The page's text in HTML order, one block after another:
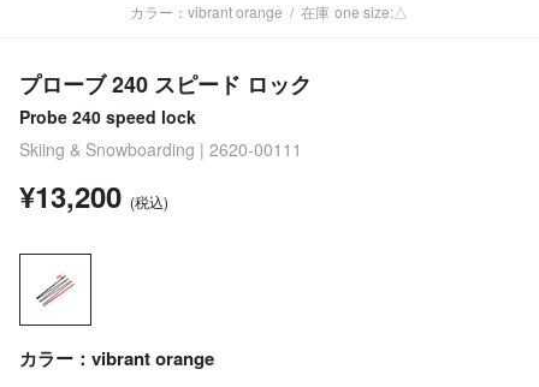
カラー：vibrant orange / 在庫 one size:△
プローブ 240 スピード ロック
Probe 240 speed lock
Skiing & Snowboarding | 2620-00111
¥13,200 (税込)
カラー：vibrant orange